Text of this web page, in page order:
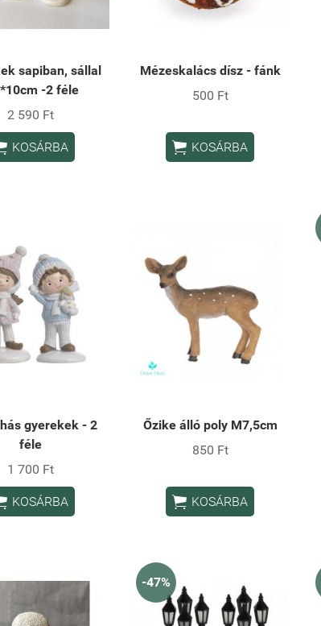
sapiban, sállal
-2 féle
2 590 Ft
KOSÁRBA
Mézeskalács dísz - fánk
500 Ft
 KOSÁRBA
gyerekek - 2
féle
1 700 Ft
KOSÁRBA
Őzike álló poly M7,5cm
850 Ft
 KOSÁRBA
-47%